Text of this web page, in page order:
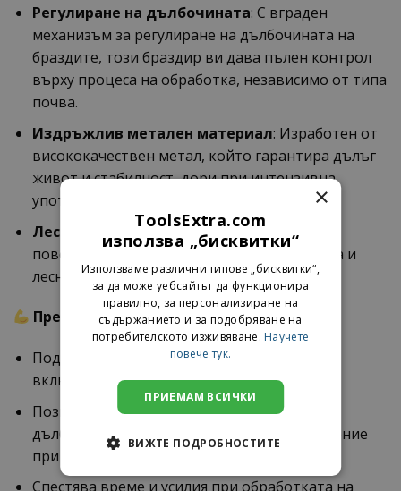
Регулиране на дълбочината: С вграден
механизъм за регулиране на дълбочината на
браздите, този браздир ви дава пълен контрол
върху процеса на обработка, независимо от типа
почва.
Издръжлив метален материал: Изработен от
висококачествен метал, който гарантира дълъг
живот и стабилност, дори при интензивна
употреба.
Лесна инсталация: Приспособява се към
повечето мотофрези, като осигурява бърза и
лесна монтажна процедура.
Предимства:
Подходящ за различни видове почви,
включително твърди и каменисти терени.
Позволява прецизно регулиране на
дълбочината, което е от съществено значение
при различни агрономически нужди.
Спестява време и усилия при обработката на
×
ToolsExtra.com
използва „бисквитки“
Използваме различни типове „бисквитки“,
за да може уебсайтът да функционира
правилно, за персонализиране на
съдържанието и за подобряване на
потребителското изживяване. Научете
повече тук.
ПРИЕМАМ ВСИЧКИ
ВИЖТЕ ПОДРОБНОСТИТЕ